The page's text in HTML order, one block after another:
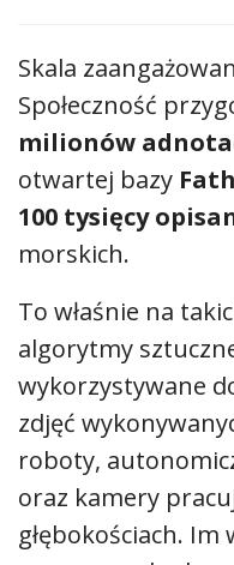
Skala
Społeczność
milionów
otwartej bazy
100 tysięcy
morskich.
To właśnie na
algorytmy
wykorzystywane
zdjęć
roboty,
oraz kamery
głębokościach.